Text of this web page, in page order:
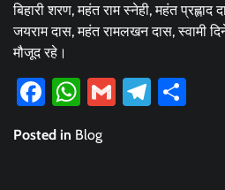
बिहारी शरण, महंत राम स्नेही, महंत प्रह्लाद
जयराम दास, महंत रामलखन दास, स्वामी
मौजूद रहे।
Facebook
WhatsApp
Gmail
Posted in Blog